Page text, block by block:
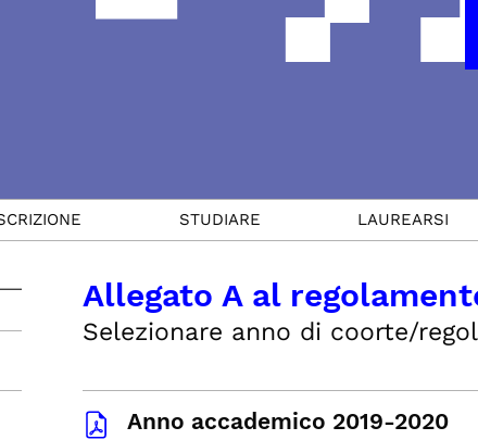
STUDIARE LAUREARSI
Allegato A al
Selezionare anno di coorte/
Anno accademico 2019-2020